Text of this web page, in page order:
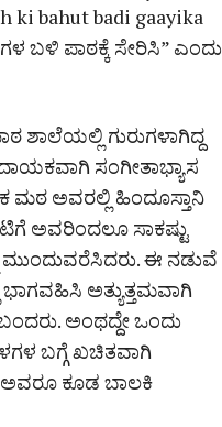
bahut badi gaayika
ಬಳಿ ಪಾಠಕ್ಕೆ ಸೇರಿಸಿ” ಎಂದು
ಗುರುಗಳಾಗಿದ್ದ
ಸಂಗೀತಾಭ್ಯಾಸ
ಮಠ ಅವರಲ್ಲಿ ಹಿಂದೂಸ್ತಾನಿ
ಅವರಿಂದಲೂ ಸಾಕಷ್ಟು
ಮುಂದುವರೆಸಿದರು. ಈ ನಡುವೆ
ಅತ್ಯುತ್ತಮವಾಗಿ
ಅಂಥದ್ದೇ ಒಂದು
ಬಗ್ಗೆ ಖಚಿತವಾಗಿ
ಅವರೂ ಕೂಡ ಬಾಲಕಿ